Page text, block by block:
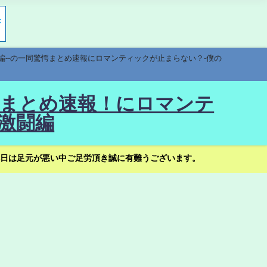
の一同驚愕まとめ速報にロマンティックが止まらない？-僕の
とめ速報！にロマンテ
闘編
足元が悪い中ご足労頂き誠に有難うございます。